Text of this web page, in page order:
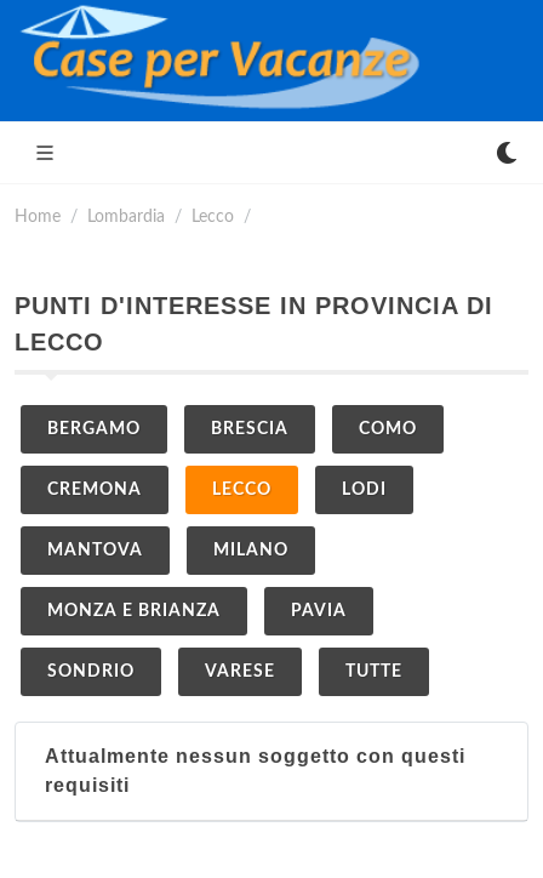
Home Lombardia Lecco
PUNTI D'INTERESSE IN PROVINCIA DI
LECCO
BERGAMO BRESCIA COMO
CREMONA LECCO LODI
MANTOVA MILANO
MONZA E BRIANZA PAVIA
SONDRIO VARESE TUTTE
Attualmente nessun soggetto con questi
requisiti